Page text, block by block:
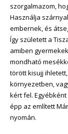
szorgalmazom,
Használja
embernek, és
Így született a
amiben
mondható
törött kisujj
környezetben,
kért fel.
épp az említett
nyomán.